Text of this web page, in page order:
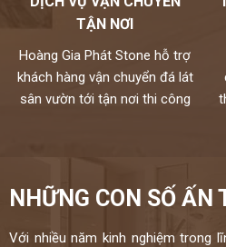
TẬN NƠI
Hoàng Gia Phát Stone hỗ trợ
khách hàng vận chuyển đá lát
sân vườn tới tận nơi thi công
NHỮNG CON SỐ ẤN
Với nhiều năm kinh nghiệm trong